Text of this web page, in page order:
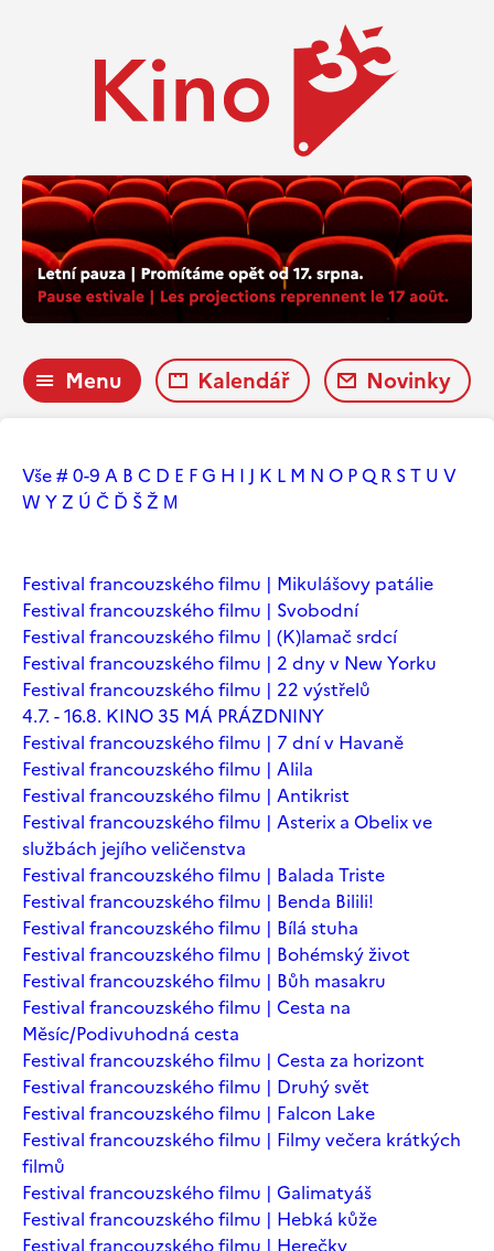
Menu Kalendář Novinky
Vše# 0-9 A B C D E FG H I J K L M N O PQ R ST U V
W YZ Ú Č Ď ŠŽ М
Festival francouzského filmu | Mikulášovy patálie
Festival francouzského filmu | Svobodní
Festival francouzského filmu | (K)lamač srdcí
Festival francouzského filmu | 2 dny v New Yorku
Festival francouzského filmu | 22 výstřelů
4.7. - 16.8. KINO 35 MÁ PRÁZDNINY
Festival francouzského filmu | 7 dní v Havaně
Festival francouzského filmu | Alila
Festival francouzského filmu | Antikrist
Festival francouzského filmu | Asterix a Obelix ve
službách jejího veličenstva
Festival francouzského filmu | Balada Triste
Festival francouzského filmu | Benda Bilili!
Festival francouzského filmu | Bílá stuha
Festival francouzského filmu | Bohémský život
Festival francouzského filmu | Bůh masakru
Festival francouzského filmu | Cesta na
Měsíc/Podivuhodná cesta
Festival francouzského filmu | Cesta za horizont
Festival francouzského filmu | Druhý svět
Festival francouzského filmu | Falcon Lake
Festival francouzského filmu | Filmy večera krátkých
filmů
Festival francouzského filmu | Galimatyáš
Festival francouzského filmu | Hebká kůže
Festival francouzského filmu | Herečky